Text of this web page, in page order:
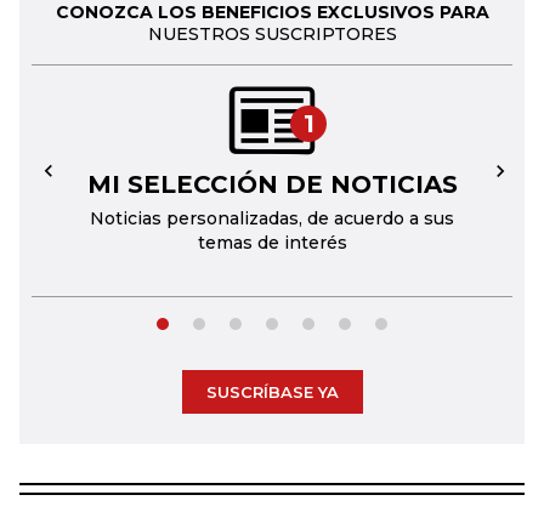
CONOZCA LOS BENEFICIOS EXCLUSIVOS PARA
NUESTROS SUSCRIPTORES
1
MI SELECCIÓN DE NOTICIAS
Noticias personalizadas, de acuerdo a sus
temas de interés
← →
SUSCRÍBASE YA